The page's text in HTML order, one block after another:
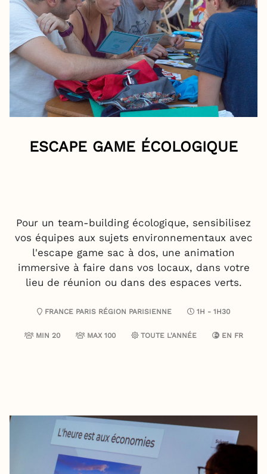
ESCAPE GAME ÉCOLOGIQUE
Pour un team-building écologique, sensibilisez
vos équipes aux sujets environnementaux avec
l'escape game sac à dos, une animation
immersive à faire dans vos locaux, dans votre
lieu de réunion ou dans des espaces verts.
FRANCE PARIS RÉGION PARISIENNE 1H - 1H30
MIN 20 MAX 100 TOUTE L'ANNÉE EN FR